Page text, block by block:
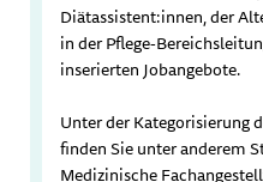
Diätassistent:innen, der
in der Pflege-
inserierten Jobangebote.
Unter der Kategorisierung
finden Sie unter anderem
Medizinische